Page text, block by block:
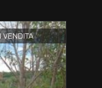
VENDITA